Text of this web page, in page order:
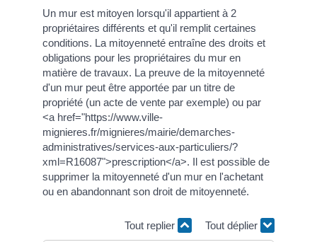
Un mur est mitoyen lorsqu'il appartient à 2
propriétaires différents et qu'il remplit certaines
conditions. La mitoyenneté entraîne des droits et
obligations pour les propriétaires du mur en
matière de travaux. La preuve de la mitoyenneté
d'un mur peut être apportée par un titre de
propriété (un acte de vente par exemple) ou par
<a href="https://www.ville-
mignieres.fr/mignieres/mairie/demarches-
administratives/services-aux-particuliers/?
xml=R16087">prescription</a>. Il est possible de
supprimer la mitoyenneté d'un mur en l'achetant
ou en abandonnant son droit de mitoyenneté.
Tout replier Tout déplier